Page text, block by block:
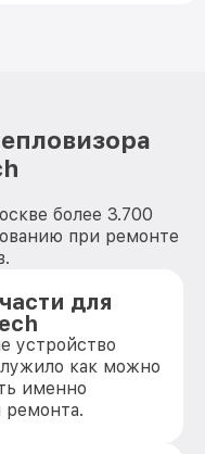
более 3.700
при ремонте
для
устройство
как можно
именно
ремонта.